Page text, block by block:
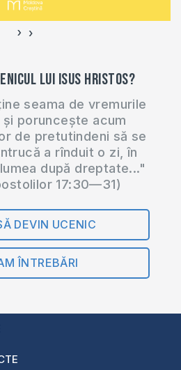
‹ ›
lui Isus Hristos?
seama de vremurile
poruncește acum
de pretutindeni să se
a rînduit o zi, în
după dreptate..."
17:30—31)
DEVIN UCENIC
ÎNTREBĂRI